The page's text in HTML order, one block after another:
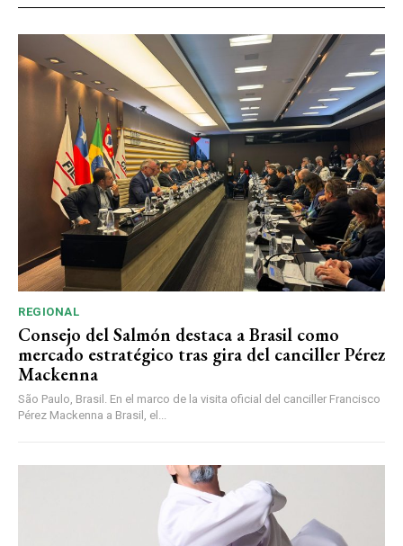
REGIONAL
Consejo del Salmón destaca a Brasil como
mercado estratégico tras gira del canciller Pérez
Mackenna
São Paulo, Brasil. En el marco de la visita oficial del canciller Francisco
Pérez Mackenna a Brasil, el...